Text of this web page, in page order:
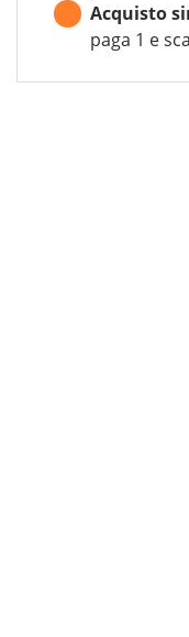
Acquisto
paga 1 e